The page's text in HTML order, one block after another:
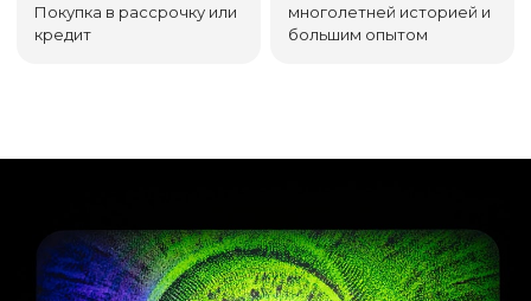
Покупка в рассрочку или
кредит
многолетней историей и
большим опытом